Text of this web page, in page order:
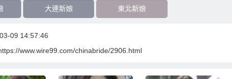
大連新娘 東北新娘
09 14:57:46
www.wire99.com/chinabride/2906.html